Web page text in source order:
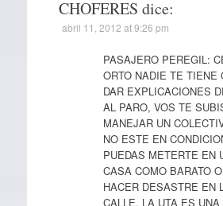
CHOFERES dice:
abril 11, 2012 at 9:26 pm
PASAJERO PEREGIL:
ORTO NADIE TE TIENE
DAR EXPLICACIONES
AL PARO, VOS TE
MANEJAR UN
NO ESTE EN
PUEDAS METERTE EN
CASA COMO BARATO
HACER DESASTRE EN
CALLE. LA UTA ES UNA